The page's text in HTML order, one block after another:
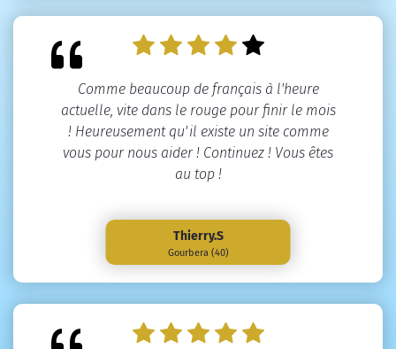
Comme beaucoup de français à l'heure
actuelle, vite dans le rouge pour finir le mois
! Heureusement qu'il existe un site comme
vous pour nous aider ! Continuez ! Vous êtes
au top !
Thierry.S
Gourbera (40)